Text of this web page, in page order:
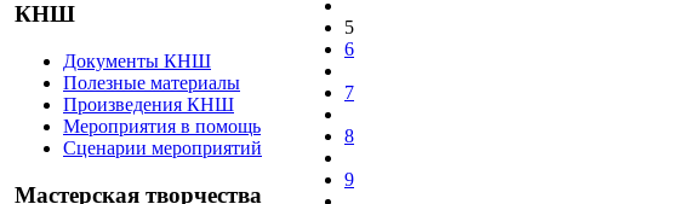
КНШ
Документы КНШ
Полезные материалы
Произведения КНШ
Мероприятия в помощь
Сценарии мероприятий
Мастерская творчества
5
6
7
8
9